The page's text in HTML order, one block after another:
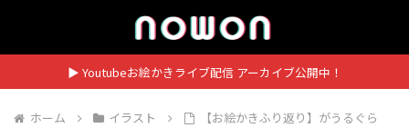
▶ Youtubeお絵かきライブ配信 アーカイブ公開中！
ホーム イラスト 【お絵かきふり返り】がうるぐら